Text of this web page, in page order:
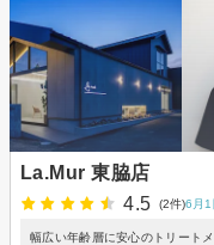
La.Mur 東脇店
4.5
(2件)6月1
幅広い年齢層に安心のトリート